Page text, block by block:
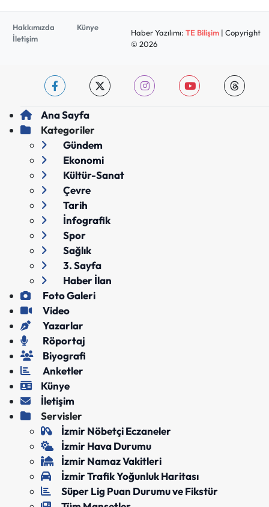
Hakkımızda
Künye
İletişim
Haber Yazılımı: TE Bilişim| Copyright
© 2026
Ana Sayfa
Kategoriler
Gündem
Ekonomi
Kültür-Sanat
Çevre
Tarih
İnfografik
Spor
Sağlık
3. Sayfa
Haber İlan
Foto Galeri
Video
Yazarlar
Röportaj
Biyografi
Anketler
Künye
İletişim
Servisler
İzmir Nöbetçi Eczaneler
İzmir Hava Durumu
İzmir Namaz Vakitleri
İzmir Trafik Yoğunluk Haritası
Süper Lig Puan Durumu ve Fikstür